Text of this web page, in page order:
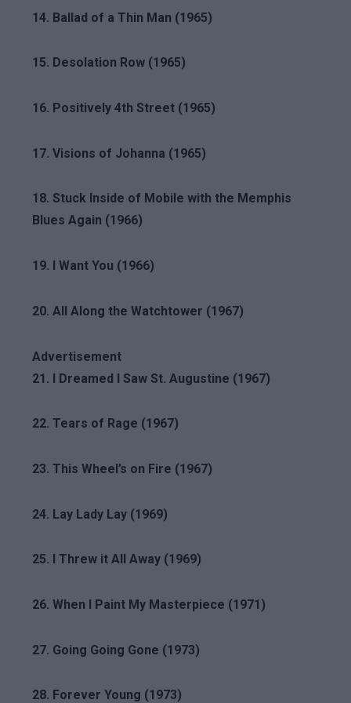
14. Ballad of a Thin Man (1965)
15. Desolation Row (1965)
16. Positively 4th Street (1965)
17. Visions of Johanna (1965)
18. Stuck Inside of Mobile with the Memphis
Blues Again (1966)
19. I Want You (1966)
20. All Along the Watchtower (1967)
Advertisement
21. I Dreamed I Saw St. Augustine (1967)
22. Tears of Rage (1967)
23. This Wheel’s on Fire (1967)
24. Lay Lady Lay (1969)
25. I Threw it All Away (1969)
26. When I Paint My Masterpiece (1971)
27. Going Going Gone (1973)
28. Forever Young (1973)